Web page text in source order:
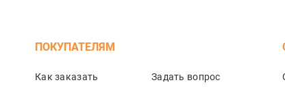
ПОКУПАТЕЛЯМ
Как заказать Задать вопрос